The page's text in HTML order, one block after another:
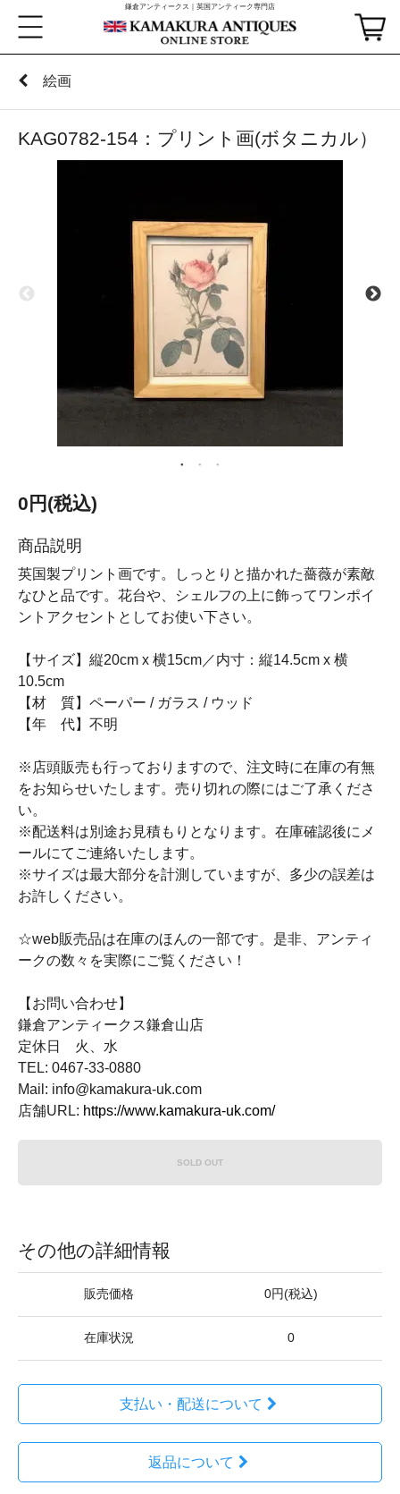
鎌倉アンティークス｜英国アンティーク専門店
絵画
KAG0782-154：プリント画(ボタニカル）
0円(税込)
商品説明
英国製プリント画です。しっとりと描かれた薔薇が素敵
なひと品です。花台や、シェルフの上に飾ってワンポイ
ントアクセントとしてお使い下さい。
【サイズ】縦20cm x 横15cm／内寸：縦14.5cm x 横
10.5cm
【材 質】ペーパー / ガラス / ウッド
【年 代】不明
※店頭販売も行っておりますので、注文時に在庫の有無
をお知らせいたします。売り切れの際にはご了承くださ
い。
※配送料は別途お見積もりとなります。在庫確認後にメ
ールにてご連絡いたします。
※サイズは最大部分を計測していますが、多少の誤差は
お許しください。
☆web販売品は在庫のほんの一部です。是非、アンティ
ークの数々を実際にご覧ください！
【お問い合わせ】
鎌倉アンティークス鎌倉山店
定休日 火、水
TEL: 0467-33-0880
Mail: info@kamakura-uk.com
店舗URL: https://www.kamakura-uk.com/
SOLD OUT
その他の詳細情報
販売価格 0円(税込)
在庫状況 0
支払い・配送について
返品について